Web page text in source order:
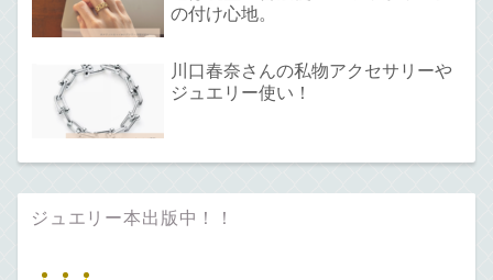
の付け心地。
川口春奈さんの私物アクセサリーや
ジュエリー使い！
ジュエリー本出版中！！